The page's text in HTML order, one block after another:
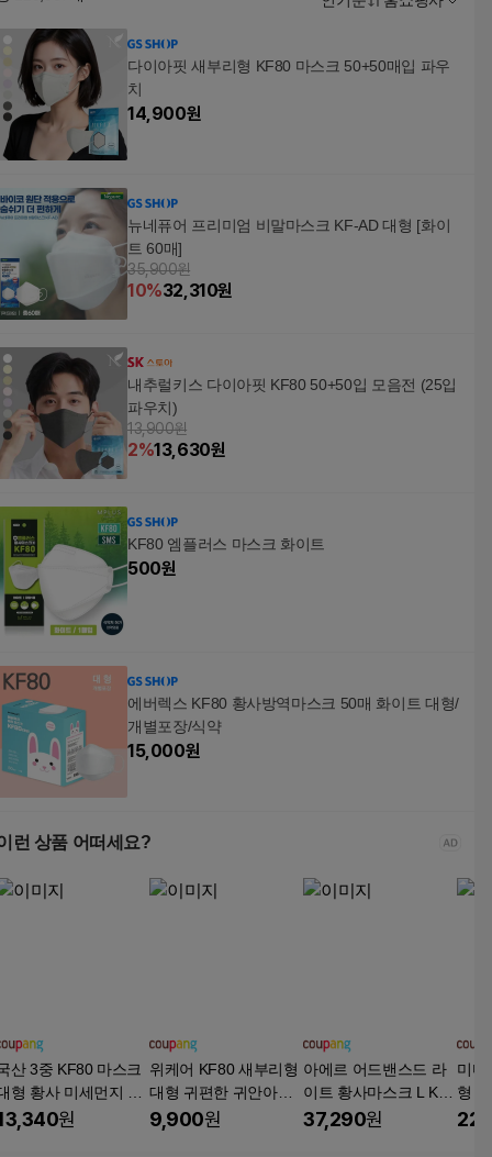
다이아핏 새부리형 KF80 마스크 50+50매입 파우
치
14,900원
뉴네퓨어 프리미엄 비말마스크 KF-AD 대형 [화이
트 60매]
35,900원
10%32,310원
내추럴키스 다이아핏 KF80 50+50입 모음전 (25입
파우치)
13,900원
2%13,630원
KF80 엠플러스 마스크 화이트
500원
에버렉스 KF80 황사방역마스크 50매 화이트 대형/
개별포장/식약
15,000원
런 상품 어떠세요?
산 3중 KF80 마스크
형 황사 미세먼지 차
보건용마스크
원
위케어 KF80 새부리형
대형 귀편한 귀안아픈
숨쉬기편한 여름용 마
9,900원
아에르 어드밴스드 라
이트 황사마스크 L KF8
0, 1개입, 50개, 화이트
37,290원
미마
형
개입